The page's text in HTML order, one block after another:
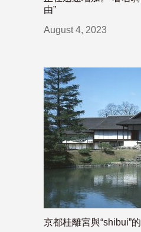
由”
August 4, 2023
京都桂離宮與“shibui”